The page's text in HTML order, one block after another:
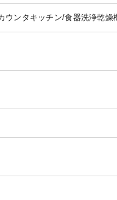
ウンタキッチン/食器洗浄乾燥